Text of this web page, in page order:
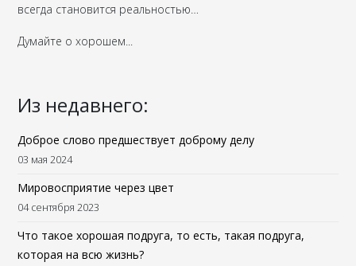
всегда становится реальностью…
Думайте о хорошем...
Из недавнего:
Доброе слово предшествует доброму делу
03 мая 2024
Мировосприятие через цвет
04 сентября 2023
Что такое хорошая подруга, то есть, такая подруга,
которая на всю жизнь?